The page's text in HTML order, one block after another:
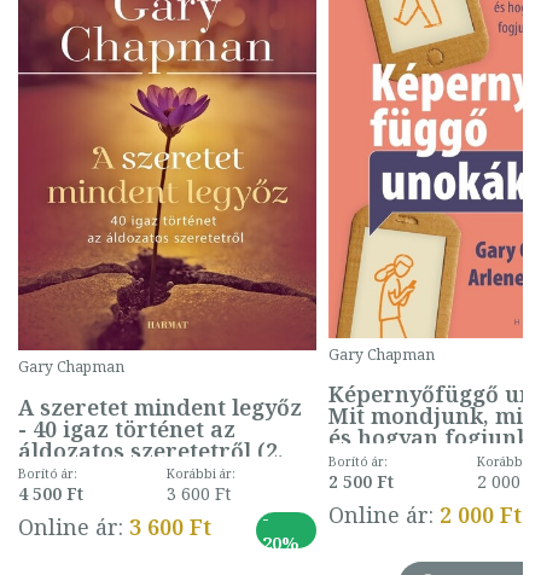
Gary Chapman
A szeretet mindent legyőz
- 40 igaz történet az
áldozatos szeretetről (2.
kiadás)
Borító ár:
4 500 Ft
Korábbi ár:
3 600 Ft
Online ár: 3 600 Ft
-
20%
Gary Chapman
Képernyőfüggő
Mit mondjunk, mit
és hogyan fogjunk
Borító ár:
2 500 Ft
Korábbi
2 000 Ft
Online ár: 2 000 Ft